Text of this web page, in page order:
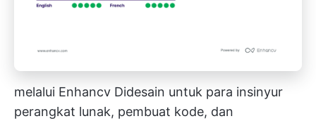
melalui Enhancv Didesain untuk para insinyur
perangkat lunak, pembuat kode, dan